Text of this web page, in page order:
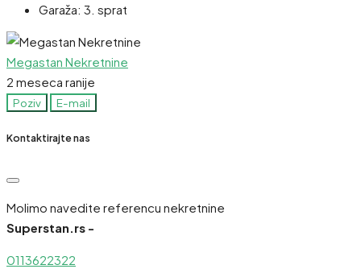
Garaža: 3. sprat
Megastan Nekretnine
2 meseca ranije
Poziv E-mail
Kontaktirajte nas
Molimo navedite referencu nekretnine
Superstan.rs -
0113622322